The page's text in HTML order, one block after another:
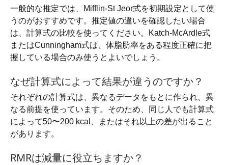
一般的な推定では、Mifflin-St Jeor式を初期設定として使
うのがおすすめです。推定値の違いを確認したい場合
は、計算式の比較を使ってください。Katch-McArdle式
またはCunningham式は、体脂肪率をある程度正確に把
握している場合のみ使うとよいでしょう。
なぜ計算式によって結果が違うのですか？
それぞれの計算式は、異なるデータをもとに作られ、異
なる前提を使っています。そのため、同じ人でも計算式
によって50〜200 kcal、またはそれ以上の差が出ること
があります。
RMRは減量に役立ちますか？